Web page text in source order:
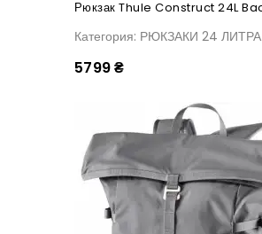
Категория: РЮКЗАКИ 24 ЛИТРА
5799 ₴